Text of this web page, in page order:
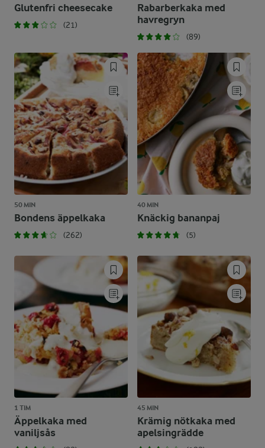
Glutenfri cheesecake
(21)
Rabarberkaka med
havregryn
(89)
50 MIN
Bondens äppelkaka
(262)
40 MIN
Knäckig bananpaj
(5)
1 TIM
Äppelkaka med
vaniljsås
45 MIN
Krämig nötkaka med
apelsingrädde